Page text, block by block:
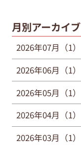
月別アーカイブ
2026年07月（1）
2026年06月（1）
2026年05月（1）
2026年04月（1）
2026年03月（1）